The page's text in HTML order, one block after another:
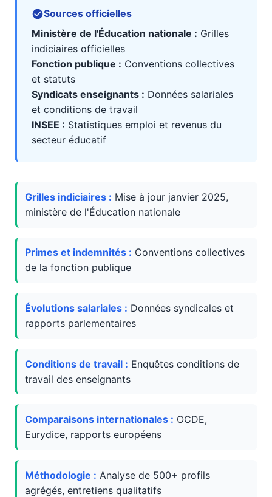
Sources officielles
Ministère de l'Éducation nationale : Grilles
indiciaires officielles
Fonction publique : Conventions collectives
et statuts
Syndicats enseignants : Données salariales
et conditions de travail
INSEE : Statistiques emploi et revenus du
secteur éducatif
Grilles indiciaires : Mise à jour janvier 2025,
ministère de l'Éducation nationale
Primes et indemnités : Conventions collectives
de la fonction publique
Évolutions salariales : Données syndicales et
rapports parlementaires
Conditions de travail : Enquêtes conditions de
travail des enseignants
Comparaisons internationales : OCDE,
Eurydice, rapports européens
Méthodologie : Analyse de 500+ profils
agrégés, entretiens qualitatifs